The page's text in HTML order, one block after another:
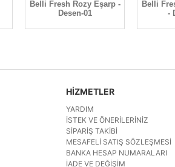
Belli Fresh Rozy Eşarp -
Desen-01
Belli
-
HİZMETLER
YARDIM
İSTEK VE ÖNERILERINIZ
SIPARIŞ TAKIBI
MESAFELI SATIŞ SÖZLEŞMESI
BANKA HESAP NUMARALARI
İADE VE DEĞIŞIM